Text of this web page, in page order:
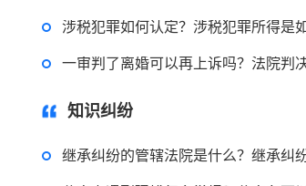
涉税犯罪如何认定？涉税犯罪所得是如何
一审判了离婚可以再上诉吗？法院判决离婚的情
知识纠纷
继承纠纷的管辖法院是什么？继承纠纷的解决方式
2022-11-18 12:16:14
律师回答区